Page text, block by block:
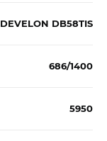
DEVELON DB58TIS
686/1400
5950